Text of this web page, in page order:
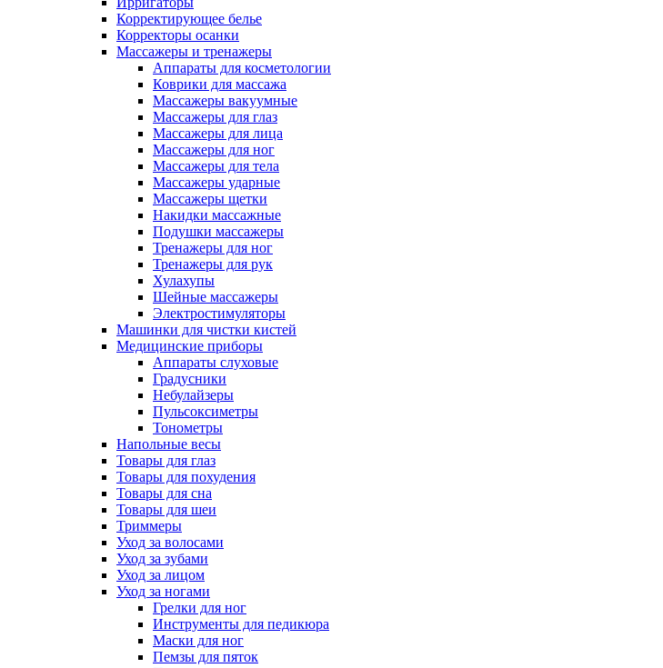
Корректирующее белье
Корректоры осанки
Массажеры и тренажеры
Аппараты для косметологии
Коврики для массажа
Массажеры вакуумные
Массажеры для глаз
Массажеры для лица
Массажеры для ног
Массажеры для тела
Массажеры ударные
Массажеры щетки
Накидки массажные
Подушки массажеры
Тренажеры для ног
Тренажеры для рук
Хулахупы
Шейные массажеры
Электростимуляторы
Машинки для чистки кистей
Медицинские приборы
Аппараты слуховые
Градусники
Небулайзеры
Пульсоксиметры
Тонометры
Напольные весы
Товары для глаз
Товары для похудения
Товары для сна
Товары для шеи
Триммеры
Уход за волосами
Уход за зубами
Уход за лицом
Уход за ногами
Грелки для ног
Инструменты для педикюра
Маски для ног
Пемзы для пяток